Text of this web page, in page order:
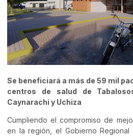
Se beneficiará a más de 59 mil
centros de salud de
Caynarachi y Uchiza
Cumpliendo el compromiso de
en la región, el Gobierno Regional